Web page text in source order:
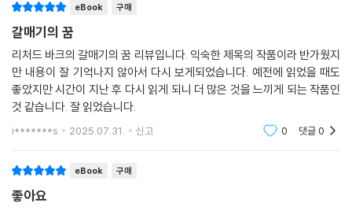
eBook 구매
갈매기의 꿈
리처드 바크의 갈매기의 꿈 리뷰입니다. 익숙한 제목의 작품이라 반가웠지
만 내용이 잘 기억나지 않아서 다시 보게되었습니다. 예전에 읽었을 때도
좋았지만 시간이 지난 후 다시 읽게 되니 더 많은 것을 느끼게 되는 작품인
것 같습니다. 잘 읽었습니다.
i*******s 2025.07.31. 신고 0 댓글0
eBook 구매
좋아요